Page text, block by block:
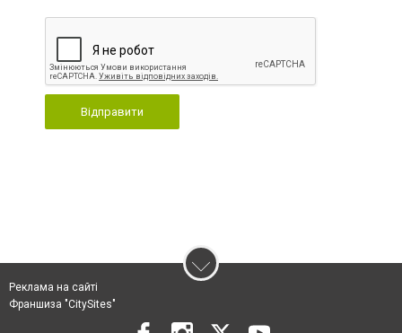
Відправити
Реклама на сайті
Франшиза "CitySites"